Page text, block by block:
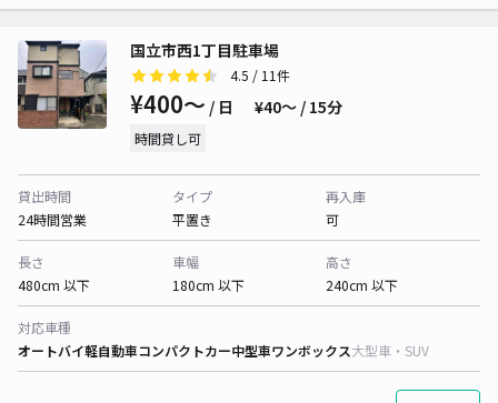
国立市西1丁目駐車場
4.5 / 11件
¥400〜 / 日 ¥40〜 / 15分
時間貸し可
貸出時間
24時間営業
タイプ
平置き
再入庫
可
長さ
480cm 以下
車幅
180cm 以下
高さ
240cm 以下
対応車種
オートバイ軽自動車コンパクトカー中型車ワンボックス大型車・SUV